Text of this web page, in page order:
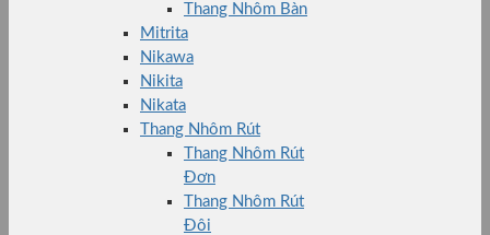
Thang Nhôm Bàn
Mitrita
Nikawa
Nikita
Nikata
Thang Nhôm Rút
Thang Nhôm Rút
Đơn
Thang Nhôm Rút
Đôi